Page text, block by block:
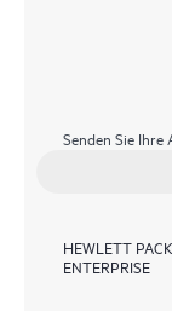
Senden Sie
HEWLETT
ENTERPRISE